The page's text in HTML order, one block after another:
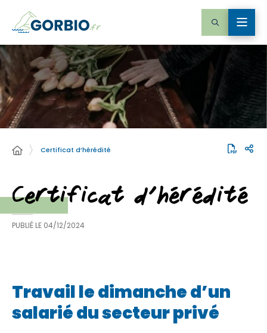
Certificat d’hérédité
Certificat d’hérédité
PUBLIÉ LE 04/12/2024
Travail le dimanche d’un
salarié du secteur privé